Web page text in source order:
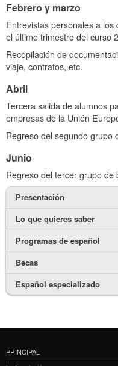
Febrero y marzo
Entrevistas personales a
el último trimestre del curso
Recopilación de
viaje, contratos, etc.
Abril
Tercera salida de alumnos
empresas de la Unión
Regreso del segundo grupo
Junio
Regreso del tercer grupo de
Presentación
Lo que quieres saber
Programas de español
Becas
Español especializado
PRINCIPAL